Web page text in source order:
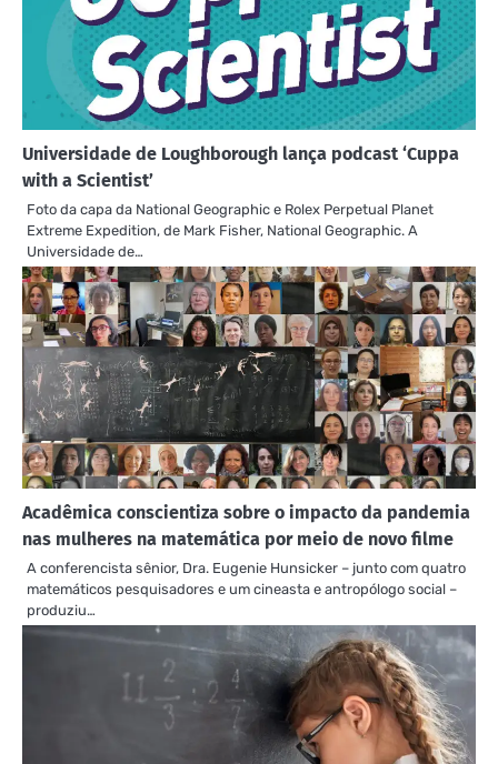
Universidade de Loughborough lança podcast ‘Cuppa
with a Scientist’
Foto da capa da National Geographic e Rolex Perpetual Planet
Extreme Expedition, de Mark Fisher, National Geographic. A
Universidade de…
Acadêmica conscientiza sobre o impacto da pandemia
nas mulheres na matemática por meio de novo filme
A conferencista sênior, Dra. Eugenie Hunsicker – junto com quatro
matemáticos pesquisadores e um cineasta e antropólogo social –
produziu…